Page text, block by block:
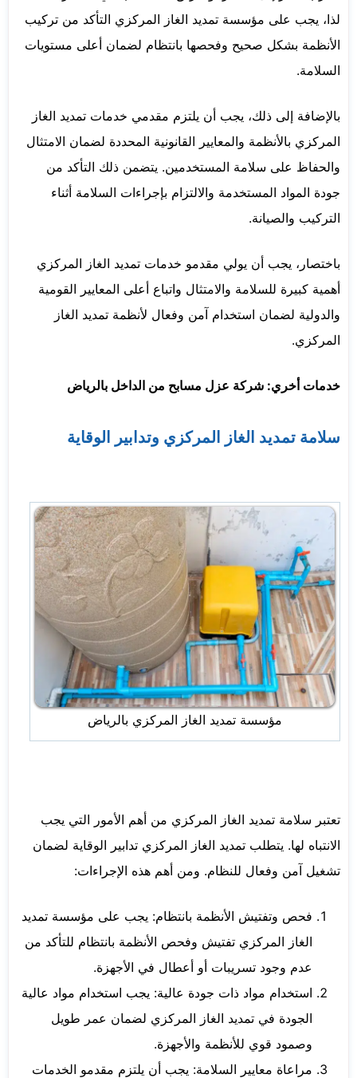
لذا، يجب على مؤسسة تمديد الغاز المركزي التأكد من تركيب
الأنظمة بشكل صحيح وفحصها بانتظام لضمان أعلى مستويات
السلامة.
بالإضافة إلى ذلك، يجب أن يلتزم مقدمي خدمات تمديد الغاز
المركزي بالأنظمة والمعايير القانونية المحددة لضمان الامتثال
والحفاظ على سلامة المستخدمين. يتضمن ذلك التأكد من
جودة المواد المستخدمة والالتزام بإجراءات السلامة أثناء
التركيب والصيانة.
باختصار، يجب أن يولي مقدمو خدمات تمديد الغاز المركزي
أهمية كبيرة للسلامة والامتثال واتباع أعلى المعايير القومية
والدولية لضمان استخدام آمن وفعال لأنظمة تمديد الغاز
المركزي.
خدمات أخري: شركة عزل مسابح من الداخل بالرياض
سلامة تمديد الغاز المركزي وتدابير الوقاية
مؤسسة تمديد الغاز المركزي بالرياض
تعتبر سلامة تمديد الغاز المركزي من أهم الأمور التي يجب
الانتباه لها. يتطلب تمديد الغاز المركزي تدابير الوقاية لضمان
تشغيل آمن وفعال للنظام. ومن أهم هذه الإجراءات:
فحص وتفتيش الأنظمة بانتظام: يجب على مؤسسة تمديد
الغاز المركزي تفتيش وفحص الأنظمة بانتظام للتأكد من
عدم وجود تسريبات أو أعطال في الأجهزة.
استخدام مواد ذات جودة عالية: يجب استخدام مواد عالية
الجودة في تمديد الغاز المركزي لضمان عمر طويل
وصمود قوي للأنظمة والأجهزة.
مراعاة معايير السلامة: يجب أن يلتزم مقدمو الخدمات